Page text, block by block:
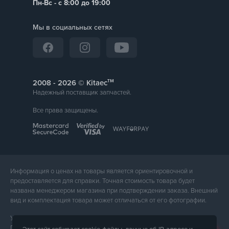
Jaguar I-Pace
BMW i4
Volvo XC40
Tesla Model X (Европа)
Tesla Model S (Европа)
Пн-Вс - с 8:00 до 19:00
Мы в социальных сетях
2008 - © Kitaecтм
Надежный поставщик запчастей.
Все права защищены.
Информация о ценах на товары является ориентировочной и
предоставляется для справки. Точная стоимость товара будет
названа менеджером магазина при подтверждении заказа. Внешний
вид и комплектация товара может отличаться от его фотографии.
Услуги предоставляет ФЛП Тюпа Петр Павлович, ИПН 2770105454.